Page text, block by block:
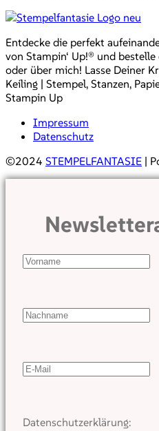
Entdecke die perfekt
von Stampin‘ Up!® und
oder über mich! Lasse Deiner
Keiling | Stempel, Stanzen,
Stampin Up
Impressum
Datenschutz
©2024 STEMPELFANTASIE |
Datenschutzerklärung: